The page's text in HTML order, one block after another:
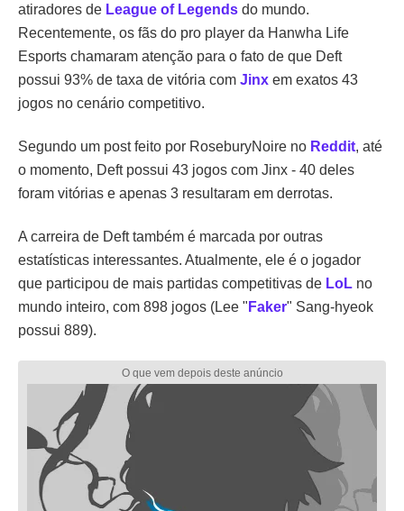
atiradores de League of Legends do mundo.
Recentemente, os fãs do pro player da Hanwha Life
Esports chamaram atenção para o fato de que Deft
possui 93% de taxa de vitória com Jinx em exatos 43
jogos no cenário competitivo.
Segundo um post feito por RoseburyNoire no Reddit, até
o momento, Deft possui 43 jogos com Jinx - 40 deles
foram vitórias e apenas 3 resultaram em derrotas.
A carreira de Deft também é marcada por outras
estatísticas interessantes. Atualmente, ele é o jogador
que participou de mais partidas competitivas de LoL no
mundo inteiro, com 898 jogos (Lee " Faker" Sang-hyeok
possui 889).